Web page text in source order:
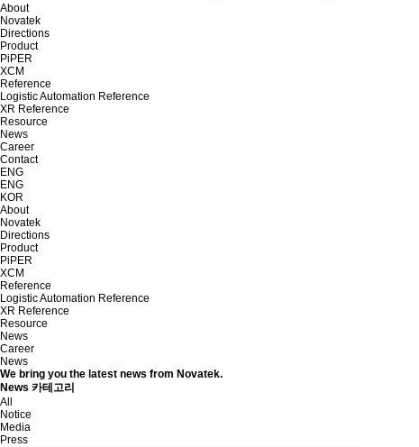
About
Novatek
Directions
Product
PiPER
XCM
Reference
Logistic Automation Reference
XR Reference
Resource
News
Career
Contact
ENG
ENG
KOR
About
Novatek
Directions
Product
PiPER
XCM
Reference
Logistic Automation Reference
XR Reference
Resource
News
Career
News
We bring you the latest news from Novatek.
News 카테고리
All
Notice
Media
Press